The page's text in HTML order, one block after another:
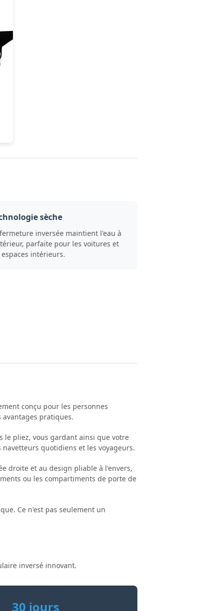
sèche
inversée maintient l'eau à
parfaite pour les voitures et
espaces intérieurs.
conçu pour les personnes
pratiques.
le pliez, vous gardant ainsi que votre
quotidiens et les voyageurs.
droite et au design pliable à l'envers,
ou les compartiments de porte de
Ce n'est pas seulement un
inversé innovant.
30 jours